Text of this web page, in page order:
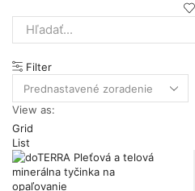
Search
Filter
View as:
Grid
List